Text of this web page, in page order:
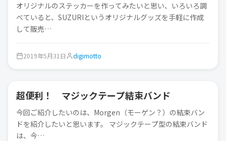
オリジナルのステッカーを作ってみたいと思い、いろいろ調
べていると、SUZURIというオリジナルグッズを手軽に作成
して販売…
2019年5月31日 digimotto
ガジェット
超便利！ マジックテープ結束バンド
今回ご紹介したいのは、Morgen（モーゲン？）の結束バン
ドを紹介したいと思います。 マジックテープ型の結束バンド
は、今…